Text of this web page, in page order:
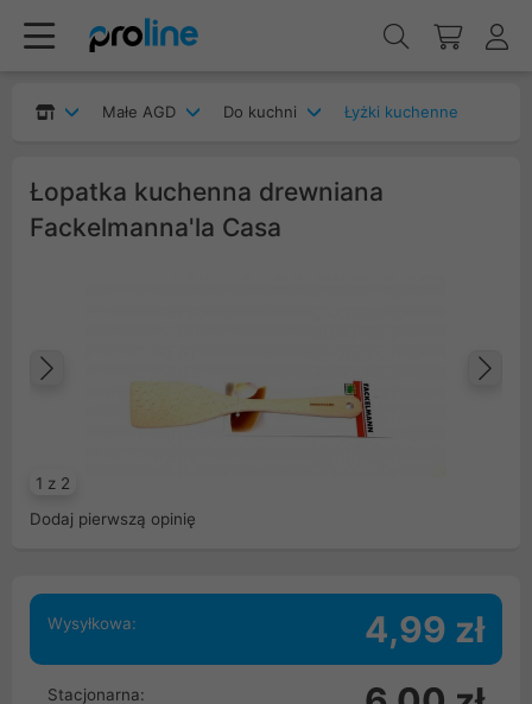
Małe AGD Do kuchni Łyżki kuchenne
Łopatka kuchenna drewniana
Fackelmanna'la Casa
1 z 2
Poprzedni
Dodaj pierwszą opinię
Wysyłkowa: 4,99 zł
Stacjonarna: